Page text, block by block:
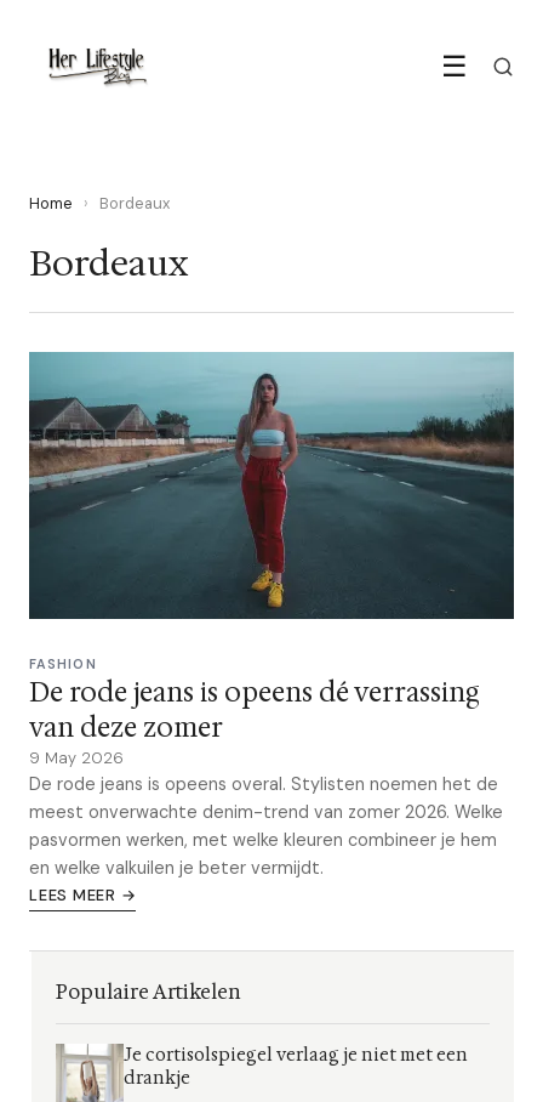
☰
Home › Bordeaux
Bordeaux
FASHION
De rode jeans is opeens dé verrassing
van deze zomer
9 May 2026
De rode jeans is opeens overal. Stylisten noemen het de
meest onverwachte denim-trend van zomer 2026. Welke
pasvormen werken, met welke kleuren combineer je hem
en welke valkuilen je beter vermijdt.
LEES MEER →
Populaire Artikelen
Je cortisolspiegel verlaag je niet met een
drankje